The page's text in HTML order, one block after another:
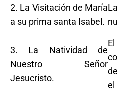
2. La Visitación de María
a su prima santa Isabel.
3. La Natividad de
Nuestro Señor
Jesucristo.
el